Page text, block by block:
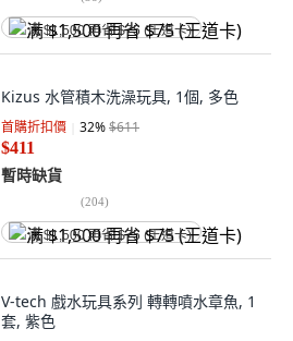
满 $1,500 再省 $75 (王道卡)
Kizus 水管積木洗澡玩具, 1個, 多色
首購折扣價 32%$611
$411
暫時缺貨
(204)
满 $1,500 再省 $75 (王道卡)
V-tech 戲水玩具系列 轉轉噴水章魚, 1
套, 紫色